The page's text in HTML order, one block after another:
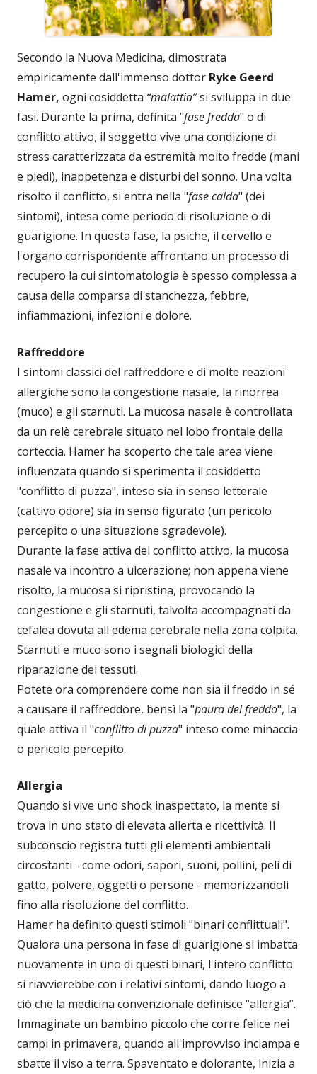
Secondo la Nuova Medicina, dimostrata
empiricamente dall'immenso dottor Ryke Geerd
Hamer, ogni cosiddetta “malattia”si sviluppa in due
fasi. Durante la prima, definita "fase fredda" o di
conflitto attivo, il soggetto vive una condizione di
stress caratterizzata da estremità molto fredde (mani
e piedi), inappetenza e disturbi del sonno. Una volta
risolto il conflitto, si entra nella "fase calda" (dei
sintomi), intesa come periodo di risoluzione o di
guarigione. In questa fase, la psiche, il cervello e
l'organo corrispondente affrontano un processo di
recupero la cui sintomatologia è spesso complessa a
causa della comparsa di stanchezza, febbre,
infiammazioni, infezioni e dolore.
Raffreddore
I sintomi classici del raffreddore e di molte reazioni
allergiche sono la congestione nasale, la rinorrea
(muco) e gli starnuti. La mucosa nasale è controllata
da un relè cerebrale situato nel lobo frontale della
corteccia. Hamer ha scoperto che tale area viene
influenzata quando si sperimenta il cosiddetto
"conflitto di puzza", inteso sia in senso letterale
(cattivo odore) sia in senso figurato (un pericolo
percepito o una situazione sgradevole).
Durante la fase attiva del conflitto attivo, la mucosa
nasale va incontro a ulcerazione; non appena viene
risolto, la mucosa si ripristina, provocando la
congestione e gli starnuti, talvolta accompagnati da
cefalea dovuta all'edema cerebrale nella zona colpita.
Starnuti e muco sono i segnali biologici della
riparazione dei tessuti.
Potete ora comprendere come non sia il freddo in sé
a causare il raffreddore, bensì la "paura del freddo", la
quale attiva il "conflitto di puzza" inteso come minaccia
o pericolo percepito.
Allergia
Quando si vive uno shock inaspettato, la mente si
trova in uno stato di elevata allerta e ricettività. Il
subconscio registra tutti gli elementi ambientali
circostanti - come odori, sapori, suoni, pollini, peli di
gatto, polvere, oggetti o persone - memorizzandoli
fino alla risoluzione del conflitto.
Hamer ha definito questi stimoli "binari conflittuali".
Qualora una persona in fase di guarigione si imbatta
nuovamente in uno di questi binari, l'intero conflitto
si riavvierebbe con i relativi sintomi, dando luogo a
ciò che la medicina convenzionale definisce “allergia”.
Immaginate un bambino piccolo che corre felice nei
campi in primavera, quando all'improvviso inciampa e
sbatte il viso a terra. Spaventato e dolorante, inizia a